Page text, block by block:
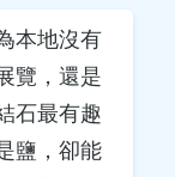
本地沒有
覽，還是
石最有趣
鹽，卻能